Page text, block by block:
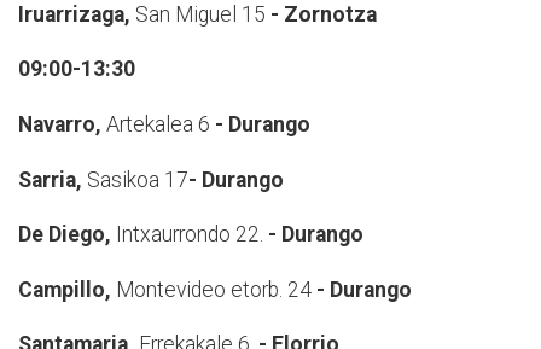
Iruarrizaga, San Miguel 15 - Zornotza
09:00-13:30
Navarro, Artekalea 6 - Durango
Sarria, Sasikoa 17- Durango
De Diego, Intxaurrondo 22. - Durango
Campillo, Montevideo etorb. 24 - Durango